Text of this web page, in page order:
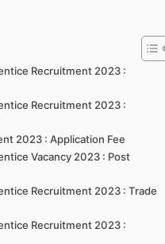
Recruitment 2023 :
Recruitment 2023 :
2023 : Application Fee
Vacancy 2023 : Post
Recruitment 2023 : Trade
Recruitment 2023 :